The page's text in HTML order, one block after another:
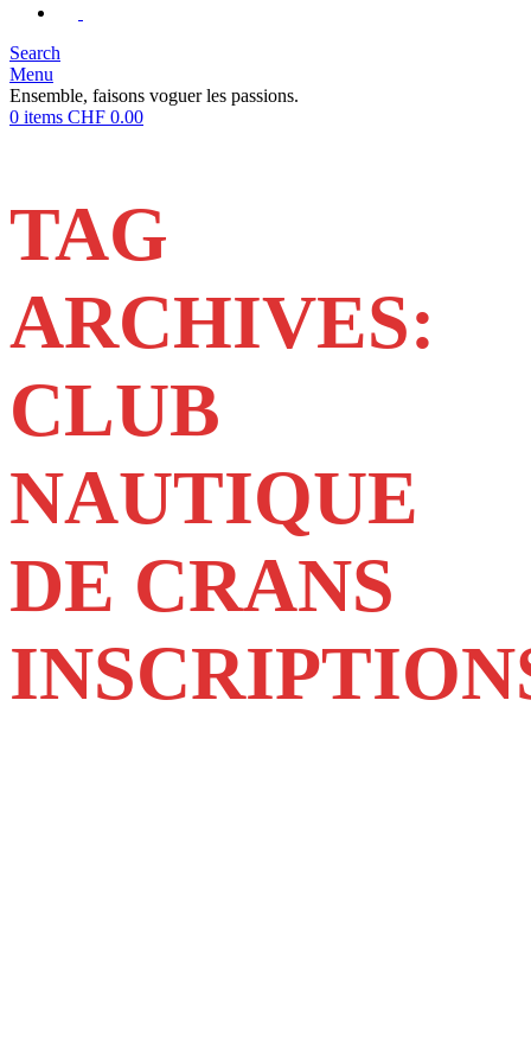
Search
Menu
Ensemble, faisons voguer les passions.
0 items CHF 0.00
TAG
ARCHIVES:
CLUB
NAUTIQUE
DE CRANS